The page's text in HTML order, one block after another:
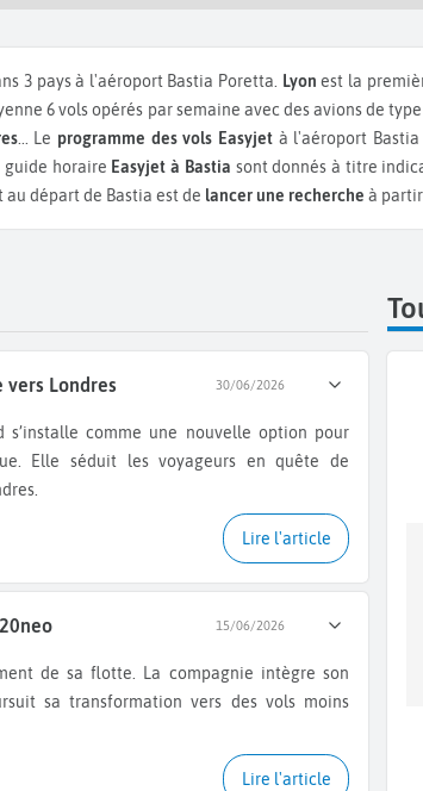
3 pays à l'aéroport Bastia Poretta. Lyon est la
6 vols opérés par semaine avec des avions de type
... Le programme des vols Easyjetà l'aéroport Bastia
guide horaire Easyjet à Bastia sont donnés à titre
départ de Bastia est de lancer une recherche à
vers Londres 30/06/2026
Elle séduit les voyageurs en quête de
Lire l'article
15/06/2026
sa transformation vers des vols moins
Lire l'article